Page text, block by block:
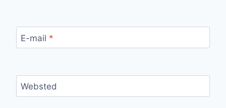
E-mail *
Websted